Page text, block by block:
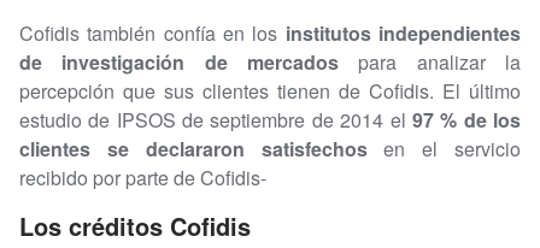
Cofidis también confía en los institutos independientes
de investigación de mercados para analizar la
percepción que sus clientes tienen de Cofidis. El último
estudio de IPSOS de septiembre de 2014 el 97 % de los
clientes se declararon satisfechosen el servicio
recibido por parte de Cofidis-
Los créditos Cofidis